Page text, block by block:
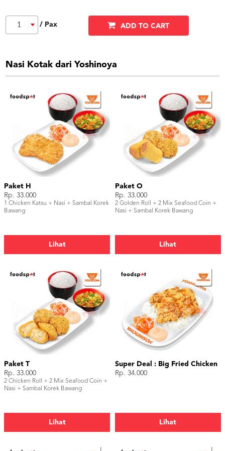
1 / Pax ADD TO CART
Nasi Kotak dari Yoshinoya
Paket H
Rp. 33.000
1 Chicken Katsu + Nasi + Sambal Korek
Bawang
Lihat
Paket O
Rp. 33.000
2 Golden Roll + 2 Mix Seafood Coin +
Nasi + Sambal Korek Bawang
Lihat
Paket T
Rp. 33.000
2 Chicken Roll + 2 Mix Seafood Coin +
Nasi + Sambal Korek Bawang
Lihat
Super Deal : Big Fried Chicken
Rp. 34.000
Lihat